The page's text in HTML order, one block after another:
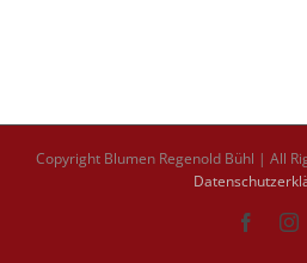
Copyright Blumen Regenold Bühl | All